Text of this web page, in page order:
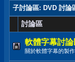
子討論區: DVD 討論
討論區
軟體字幕討論
關於軟體字幕的製